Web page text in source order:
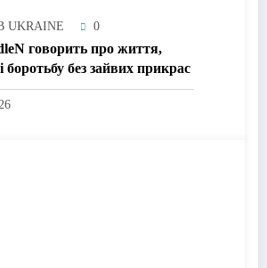
UKRAINE 0
говорить про життя,
боротьбу без зайвих прикрас